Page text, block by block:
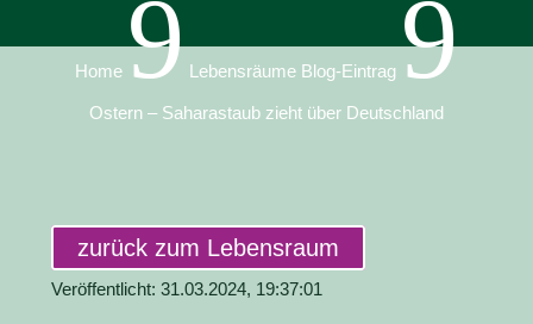
Home 9 Lebensräume Blog-Eintrag 9
Ostern – Saharastaub zieht über Deutschland
zurück zum Lebensraum
Veröffentlicht: 31.03.2024, 19:37:01